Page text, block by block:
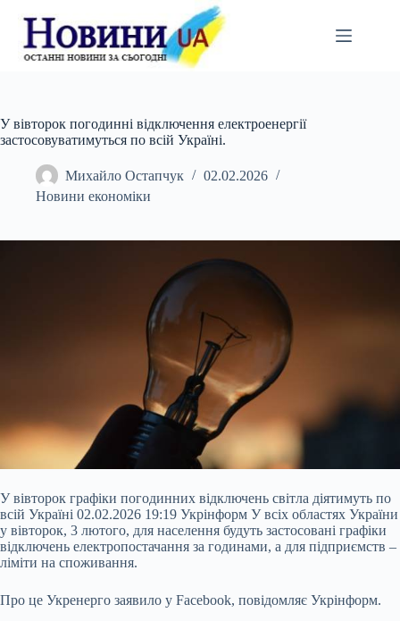
вмісту
У вівторок погодинні відключення електроенергії
застосовуватимуться по всій Україні.
Михайло Остапчук
02.02.2026
Новини економіки
У вівторок графіки погодинних відключень світла діятимуть по
всій Україні 02.02.2026 19:19 Укрінформ У всіх областях України
у вівторок, 3 лютого, для населення будуть застосовані графіки
відключень електропостачання за годинами, а для підприємств –
ліміти на споживання.
Про це Укренерго заявило у Facebook, повідомляє Укрінформ.